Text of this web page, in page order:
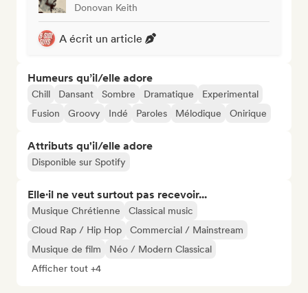
Donovan Keith
A écrit un article
Humeurs qu’il/elle adore
Chill Dansant Sombre Dramatique
Experimental
Fusion
Groovy Indé Paroles Mélodique Onirique
Attributs qu'il/elle adore
Disponible sur Spotify
Elle·il ne veut surtout pas recevoir...
Musique Chrétienne
Classical music
Cloud Rap / Hip Hop
Commercial / Mainstream
Musique de film
Néo / Modern Classical
Afficher tout +4